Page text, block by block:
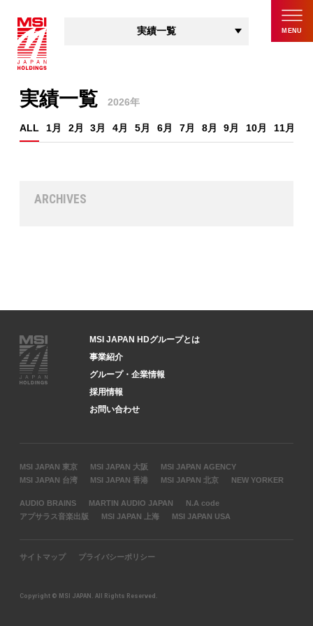
MENU
実績一覧
お知らせ
実績一覧 2026年
ALL 1月 2月 3月 4月 5月 6月 7月 8月 9月 10月 11月
ARCHIVES
MSI JAPAN HDグループとは
事業紹介
グループ・企業情報
採用情報
お問い合わせ
MSI JAPAN 東京 MSI JAPAN 大阪
MSI JAPAN AGENCY
MSI JAPAN 台湾
MSI JAPAN 香港 MSI JAPAN 北京 NEW YORKER
AUDIO BRAINS MARTIN AUDIO JAPAN
N.A code
アプサラス音楽出版
MSI JAPAN 上海 MSI JAPAN USA
サイトマップ プライバシーポリシー
Copyright © MSI JAPAN. All Rights Reserved.